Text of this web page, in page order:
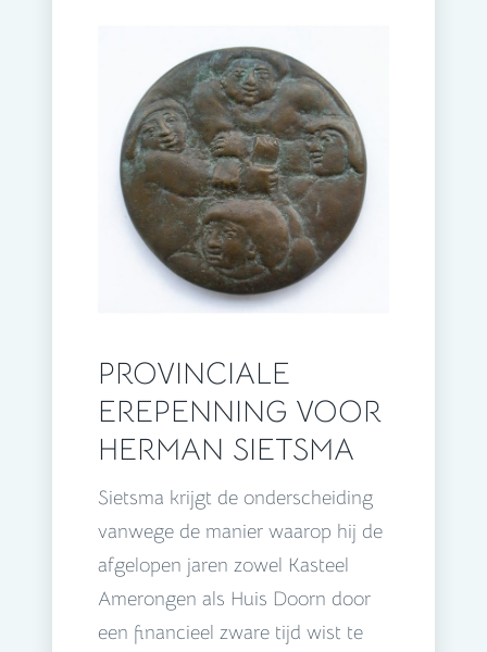
PROVINCIALE
EREPENNING VOOR
HERMAN SIETSMA
Sietsma krijgt de onderscheiding
vanwege de manier waarop hij de
afgelopen jaren zowel Kasteel
Amerongen als Huis Doorn door
een financieel zware tijd wist te